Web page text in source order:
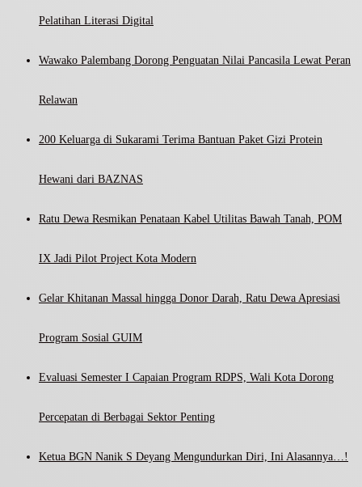
Pelatihan Literasi Digital
Wawako Palembang Dorong Penguatan Nilai Pancasila Lewat Peran
Relawan
200 Keluarga di Sukarami Terima Bantuan Paket Gizi Protein
Hewani dari BAZNAS
Ratu Dewa Resmikan Penataan Kabel Utilitas Bawah Tanah, POM
IX Jadi Pilot Project Kota Modern
Gelar Khitanan Massal hingga Donor Darah, Ratu Dewa Apresiasi
Program Sosial GUIM
Evaluasi Semester I Capaian Program RDPS, Wali Kota Dorong
Percepatan di Berbagai Sektor Penting
Ketua BGN Nanik S Deyang Mengundurkan Diri, Ini Alasannya…!